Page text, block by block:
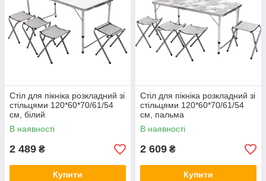
Стіл для пікніка розкладний зі
стільцями 120*60*70/61/54
см, білий
В наявності
2 489 ₴
Купити
Стіл для пікніка розкладний зі
стільцями 120*60*70/61/54
см, пальма
В наявності
2 609 ₴
Купити